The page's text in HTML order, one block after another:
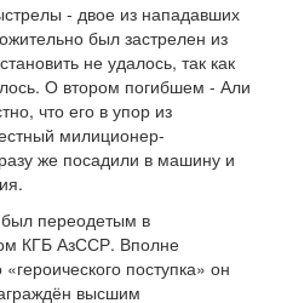
- двое из нападавших
был застрелен из
не удалось, так как
О втором погибшем - Али
что его в упор из
милиционер-
же посадили в машину и
переодетым в
КГБ АзССР. Вполне
поступка» он
высшим